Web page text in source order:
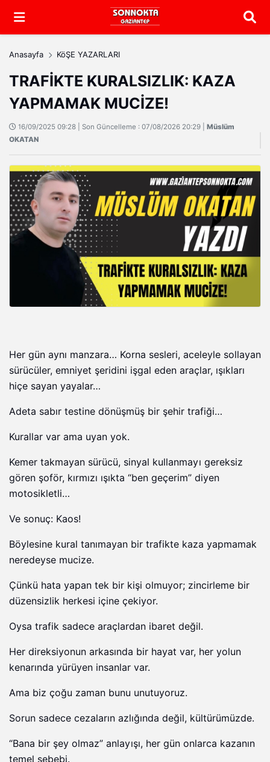
Arama
Anasayfa KöŞE YAZARLARI
TRAFİKTE KURALSIZLIK: KAZA
YAPMAMAK MUCİZE!
16/09/2025 09:28 | Son Güncelleme : 07/08/2026 20:29 | Müslüm
OKATAN
Her gün aynı manzara… Korna sesleri, aceleyle sollayan
sürücüler, emniyet şeridini işgal eden araçlar, ışıkları
hiçe sayan yayalar…
Adeta sabır testine dönüşmüş bir şehir trafiği…
Kurallar var ama uyan yok.
Kemer takmayan sürücü, sinyal kullanmayı gereksiz
gören şoför, kırmızı ışıkta “ben geçerim” diyen
motosikletli…
Ve sonuç: Kaos!
Böylesine kural tanımayan bir trafikte kaza yapmamak
neredeyse mucize.
Çünkü hata yapan tek bir kişi olmuyor; zincirleme bir
düzensizlik herkesi içine çekiyor.
Oysa trafik sadece araçlardan ibaret değil.
Her direksiyonun arkasında bir hayat var, her yolun
kenarında yürüyen insanlar var.
Ama biz çoğu zaman bunu unutuyoruz.
Sorun sadece cezaların azlığında değil, kültürümüzde.
“Bana bir şey olmaz” anlayışı, her gün onlarca kazanın
temel sebebi.